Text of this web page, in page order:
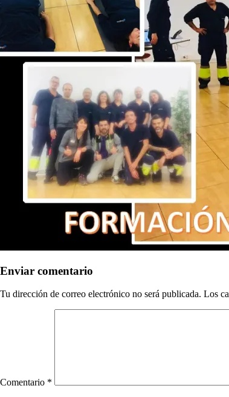
Enviar comentario
Tu dirección de correo electrónico no será publicada. Los
Comentario *